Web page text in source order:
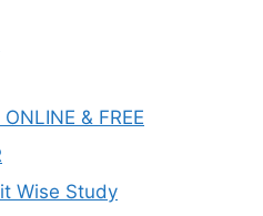
& FREE
Wise Study